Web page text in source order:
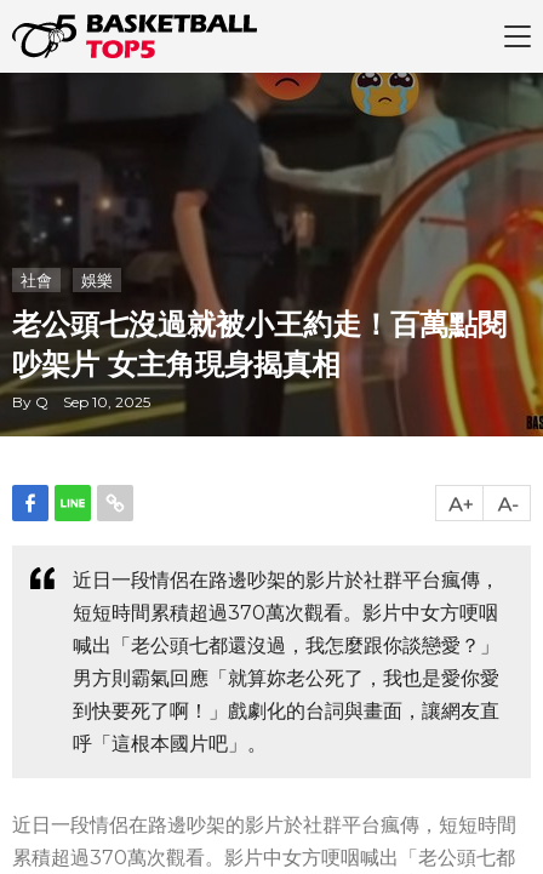
社會 娛樂
老公頭七沒過就被小王約走！百萬點閱
吵架片 女主角現身揭真相
By Q Sep 10, 2025
近日一段情侶在路邊吵架的影片於社群平台瘋傳，
短短時間累積超過370萬次觀看。影片中女方哽咽
喊出「老公頭七都還沒過，我怎麼跟你談戀愛？」
男方則霸氣回應「就算妳老公死了，我也是愛你愛
到快要死了啊！」戲劇化的台詞與畫面，讓網友直
呼「這根本國片吧」。
近日一段情侶在路邊吵架的影片於社群平台瘋傳，短短時間
累積超過370萬次觀看。影片中女方哽咽喊出「老公頭七都